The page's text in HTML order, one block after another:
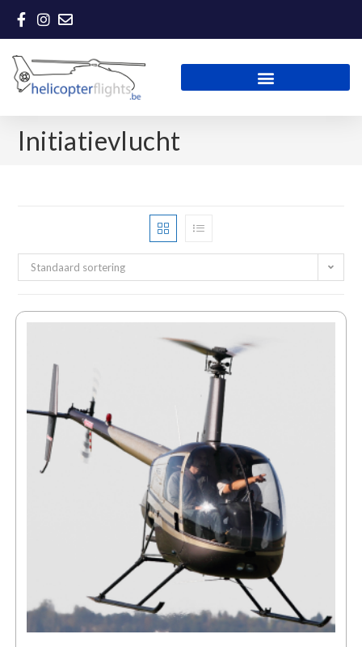
Initiatievlucht
Standaard sortering